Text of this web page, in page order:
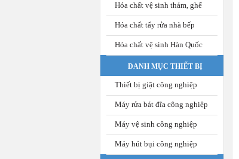
Hóa chất vệ sinh thảm, ghế
Hóa chất tẩy rửa nhà bếp
Hóa chất vệ sinh Hàn Quốc
DANH MỤC THIẾT BỊ
Thiết bị giặt công nghiệp
Máy rửa bát đĩa công nghiệp
Máy vệ sinh công nghiệp
Máy hút bụi công nghiệp